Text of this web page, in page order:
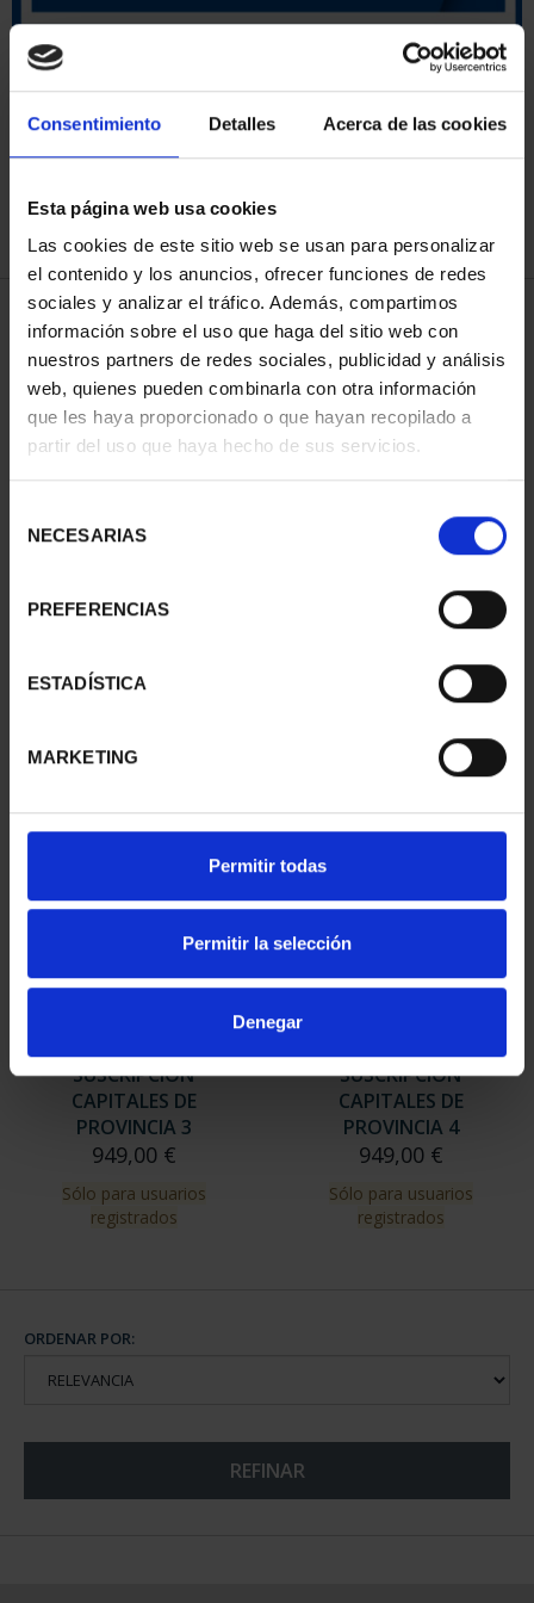
Consentimiento Detalles Acerca de las cookies
Esta página web usa cookies
Las cookies de este sitio web se usan para personalizar
el contenido y los anuncios, ofrecer funciones de redes
sociales y analizar el tráfico. Además, compartimos
información sobre el uso que haga del sitio web con
nuestros partners de redes sociales, publicidad y análisis
web, quienes pueden combinarla con otra información
que les haya proporcionado o que hayan recopilado a
partir del uso que haya hecho de sus servicios.
NECESARIAS
PREFERENCIAS
ESTADÍSTICA
MARKETING
Permitir todas
Permitir la selección
Denegar
REFINAR
4 Productos encontrados
PROVINCIA 1
Sólo para usuarios
SUSCRIPCIÓN
CAPITALES DE
PROVINCIA 2
Sólo para usuarios
registrados
SUSCRIPCIÓN
CAPITALES DE
PROVINCIA 3
949,00 €
Sólo para usuarios
registrados
SUSCRIPCIÓN
CAPITALES DE
PROVINCIA 4
949,00 €
Sólo para usuarios
registrados
ORDENAR POR:
REFINAR